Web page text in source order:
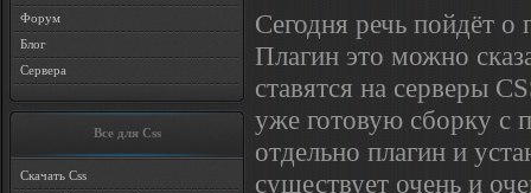
Форум
Блог
Сервера
Все для Css
Скачать Css
Сегодня речь пойдёт
Плагин это можно
ставятся на серверы
уже готовую сборку с
отдельно плагин и
существует очень и